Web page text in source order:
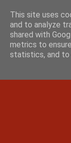
This site uses
and to analyze
shared with
metrics to
statistics, and to